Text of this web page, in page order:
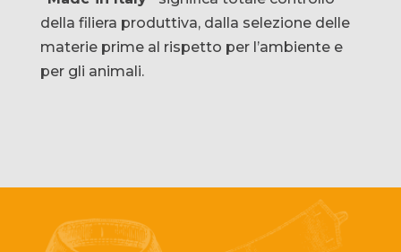
della filiera produttiva, dalla selezione delle
materie prime al rispetto per l’ambiente e
per gli animali.